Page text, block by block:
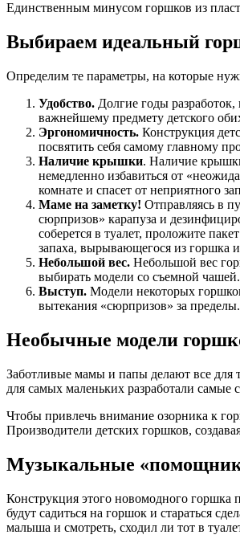
Единственным минусом горшков из
Выбираем идеальный
Определим те параметры, на которые
Удобство. Долгие годы
важнейшему предмету детского
Эргономичность. Конструкция
посвятить себя самому главному
Наличие крышки. Наличие
немедленно избавиться от
комнате и спасет от неприятного
Маме на заметку! Отправляясь в
сюрпризов» карапуза и
соберется в туалет, проложите
запаха, вырывающегося из горшка
Небольшой вес. Небольшой вес
выбирать модели со съемной
Выступ. Модели некоторых
вытекания «сюрпризов» за
Необычные модели
Заботливые мамы и папы делают все для
для самых маленьких разработали
Чтобы привлечь внимание озорника к
Производители детских горшков,
Музыкальные
Конструкция этого новомодного горшка
будут садиться на горшок и стараться
малыша и смотреть, сходил ли тот в